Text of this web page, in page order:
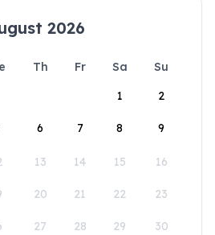
2026
Th Fr Sa
Su
1
2
6 7 8 9
13 14 15 16
20 21 22 23
27 28 29 30